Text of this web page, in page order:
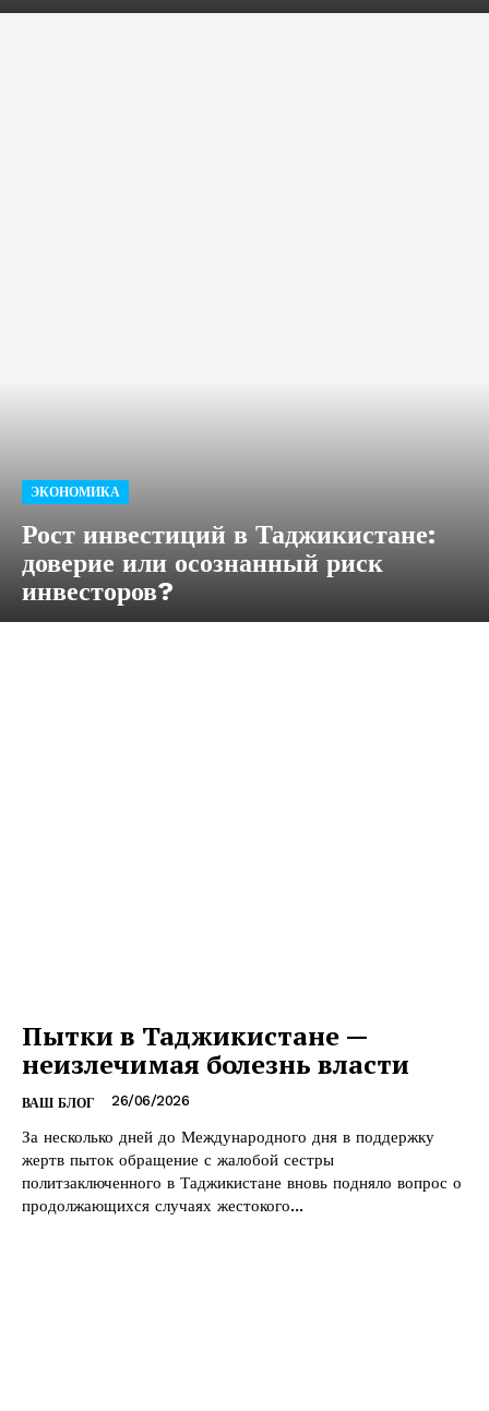
ЭКОНОМИКА
Рост инвестиций в Таджикистане:
доверие или осознанный риск
инвесторов?
Пытки в Таджикистане —
неизлечимая болезнь власти
ВАШ БЛОГ 26/06/2026
За несколько дней до Международного дня в поддержку
жертв пыток обращение с жалобой сестры
политзаключенного в Таджикистане вновь подняло вопрос о
продолжающихся случаях жестокого...